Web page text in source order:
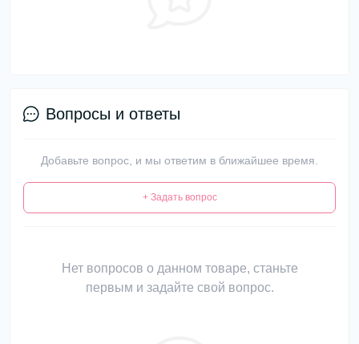
Вопросы и ответы
Добавьте вопрос, и мы ответим в ближайшее время.
+ Задать вопрос
Нет вопросов о данном товаре, станьте
первым и задайте свой вопрос.